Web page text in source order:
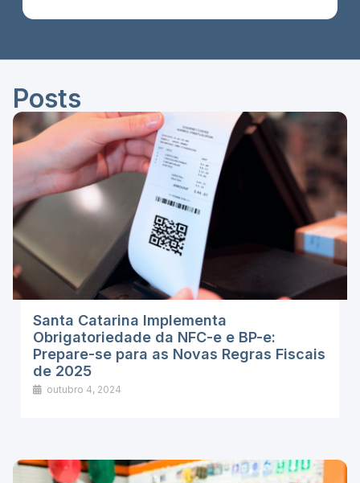
Santa Catarina Implementa
Obrigatoriedade da NFC-e e BP-e:
Prepare-se para as Novas Regras Fiscais
de 2025
outubro 4, 2024
Posts